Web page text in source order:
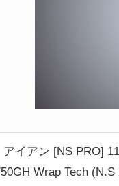
イアン [NS PRO]
Wrap Tech